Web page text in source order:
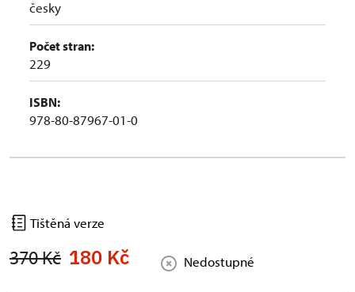
česky
Počet stran:
229
ISBN:
978-80-87967-01-0
Tištěná verze
370 Kč 180 Kč Nedostupné